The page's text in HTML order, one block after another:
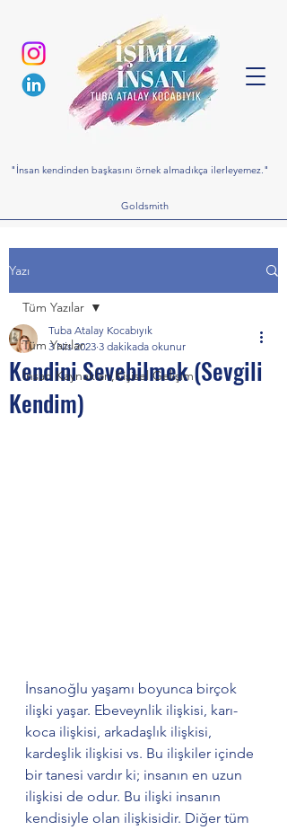
"İnsan kendinden başkasını örnek almadıkça ilerleyemez."
Goldsmith
Yazı
Tüm Yazılar
İnsan Kaynakları,Kişisel Gelişim
Tüm Yazılar
Kendini Sevebilmek (Sevgili
Kendim)
Tuba Atalay Kocabıyık
3 Nis 2023 3 dakikada okunur
İnsanoğlu yaşamı boyunca birçok
ilişki yaşar. Ebeveynlik ilişkisi, karı-
koca ilişkisi, arkadaşlık ilişkisi,
kardeşlik ilişkisi vs. Bu ilişkiler içinde
bir tanesi vardır ki; insanın en uzun
ilişkisi de odur. Bu ilişki insanın
kendisiyle olan ilişkisidir. Diğer tüm